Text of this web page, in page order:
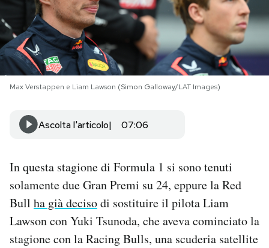
NEWSLETTER
I MIEI PREFERITI
SHOP
CALENDARIO
AREA PERSONALE
Newsletter
Notifiche mobile
Regala il Post
Max Verstappen e Liam Lawson (Simon Galloway/LAT Images)
Ascolta l'articolo 07:06
In questa stagione di Formula 1 si sono tenuti
solamente due Gran Premi su 24, eppure la Red
Bull ha già decisodi sostituire il pilota Liam
Lawson con Yuki Tsunoda, che aveva cominciato la
stagione con la Racing Bulls, una scuderia satellite